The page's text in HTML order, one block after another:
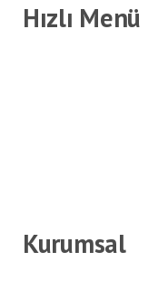
Hızlı Menü
Kurumsal